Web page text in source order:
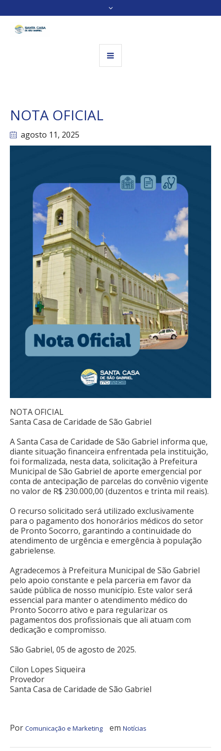
NOTA OFICIAL
agosto 11, 2025
NOTA OFICIAL
Santa Casa de Caridade de São Gabriel
A Santa Casa de Caridade de São Gabriel informa que,
diante situação financeira enfrentada pela instituição,
foi formalizada, nesta data, solicitação à Prefeitura
Municipal de São Gabriel de aporte emergencial por
conta de antecipação de parcelas do convênio vigente
no valor de R$ 230.000,00 (duzentos e trinta mil reais).
O recurso solicitado será utilizado exclusivamente
para o pagamento dos honorários médicos do setor
de Pronto Socorro, garantindo a continuidade do
atendimento de urgência e emergência à população
gabrielense.
Agradecemos à Prefeitura Municipal de São Gabriel
pelo apoio constante e pela parceria em favor da
saúde pública de nosso município. Este valor será
essencial para manter o atendimento médico do
Pronto Socorro ativo e para regularizar os
pagamentos dos profissionais que ali atuam com
dedicação e compromisso.
São Gabriel, 05 de agosto de 2025.
Cilon Lopes Siqueira
Provedor
Santa Casa de Caridade de São Gabriel
Por Comunicação e Marketing em Notícias